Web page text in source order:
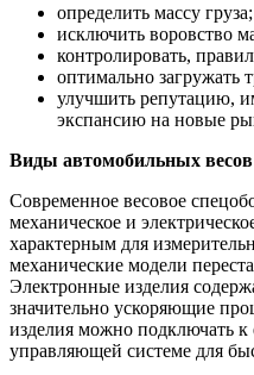
определить массу груза;
исключить воровство
контролировать,
оптимально загружать
улучшить репутацию,
экспансию на новые
Виды автомобильных весов
Современное весовое
механическое и
характерным для
механические модели
Электронные изделия
значительно ускоряющие
изделия можно подключать
управляющей системе для